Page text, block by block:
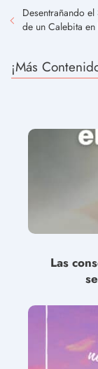
Desentrañando
de un Calebita
¡Más
Las